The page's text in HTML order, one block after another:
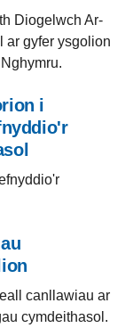
Diogelwch Ar-
ar gyfer ysgolion
i
canllawiau ar
cymdeithasol.